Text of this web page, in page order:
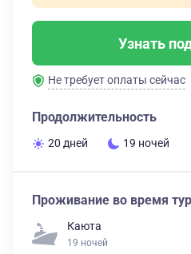
Узнать
Не требует оплаты сейчас
Продолжительность
20 дней 19 ночей
Проживание во время
Каюта
19 ночей